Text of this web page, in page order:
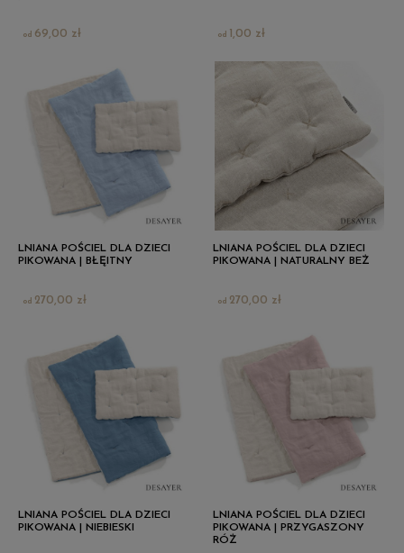
69,00 zł 1,00 zł
LNIANA POŚCIEL DLA DZIECI
PIKOWANA | BŁĘITNY
270,00 zł
LNIANA POŚCIEL DLA DZIECI
PIKOWANA | NATURALNY BEŻ
270,00 zł
LNIANA POŚCIEL DLA DZIECI
PIKOWANA | NIEBIESKI
LNIANA POŚCIEL DLA DZIECI
PIKOWANA | PRZYGASZONY
RÓŻ